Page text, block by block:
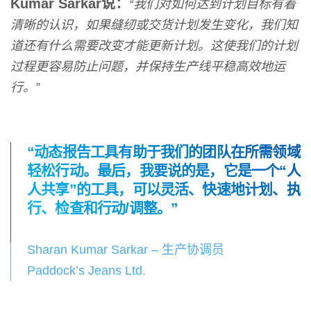
Kumar Sarkar说： “我们对如何达到计划目标有着
清晰的认识，如果缝纫或交货计划发生变化，我们知
道还有什么需要改变才能更新计划。这使我们的计划
过程更容易防止问题，并保持生产线平稳高效地运
行。”
“动态报告工具有助于我们的团队在所需领域
轻松行动。最后，我要说的是，它是一个“人
人共享”的工具，可以灵活、快速地计划、执
行、检查和行动/调整。”
Sharan Kumar Sarkar – 生产协调员
Paddock’s Jeans Ltd.